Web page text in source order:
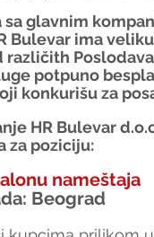
sa glavnim
Bulevar ima
potpuno
konkurišu za
HR Bulevar
za poziciju:
nameštaja
Beograd